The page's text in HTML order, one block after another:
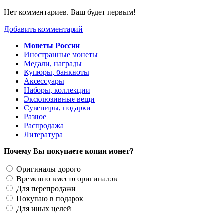
Нет комментариев. Ваш будет первым!
Добавить комментарий
Монеты России
Иностранные монеты
Медали, награды
Купюры, банкноты
Аксессуары
Наборы, коллекции
Эксклюзивные вещи
Сувениры, подарки
Разное
Распродажа
Литература
Почему Вы покупаете копии монет?
Оригиналы дорого
Временно вместо оригиналов
Для перепродажи
Покупаю в подарок
Для иных целей